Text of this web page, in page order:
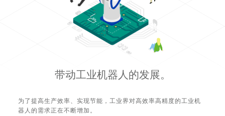
带动工业机器人的发展。
为了提高生产效率、实现节能，工业界对高效率高精度的工业机
器人的需求正在不断增加。